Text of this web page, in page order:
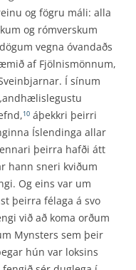
og fögru máli: alla
og rómverskum
vegna óvandaðs
af Fjölnismönnum,
Í sínum
10 áþekkri þeirri
Íslendinga allar
þeirra hafði átt
hann sneri kviðum
Og eins var um
þeirra félaga á svo
við að koma orðum
Mynsters sem þeir
hún var loksins